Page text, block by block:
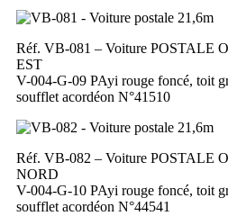
Réf. VB-081 – Voiture POSTALE
EST
V-004-G-09 PAyi rouge foncé, toit
soufflet acordéon N°41510
Réf. VB-082 – Voiture POSTALE
NORD
V-004-G-10 PAyi rouge foncé, toit
soufflet acordéon N°44541